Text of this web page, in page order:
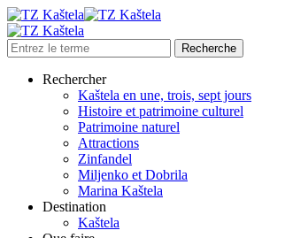
Rechercher
Kaštela en une, trois, sept jours
Histoire et patrimoine culturel
Patrimoine naturel
Attractions
Zinfandel
Miljenko et Dobrila
Marina Kaštela
Destination
Kaštela